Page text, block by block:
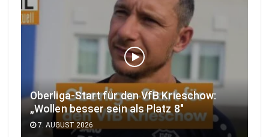
Oberliga-Start für den VfB Krieschow:
„Wollen besser sein als Platz 8″
7. AUGUST 2026